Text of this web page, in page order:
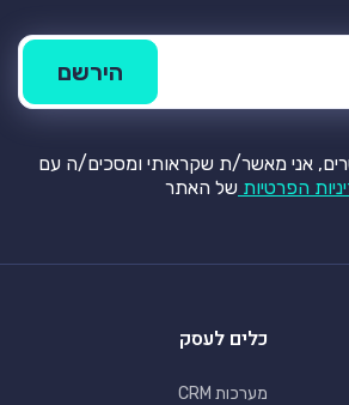
אני מאשר/ת שקראותי ומסכים/ה עם
הפרטיות של האתר
כלים לעסק
מערכות CRM